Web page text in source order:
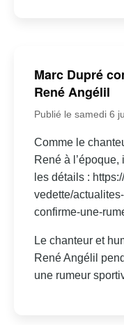
Marc Dupré
René Angélil
Publié le samedi 6
Comme le
René à
les détails :
vedette/
confirme-une-
Le chanteur et
René Angélil
une rumeur